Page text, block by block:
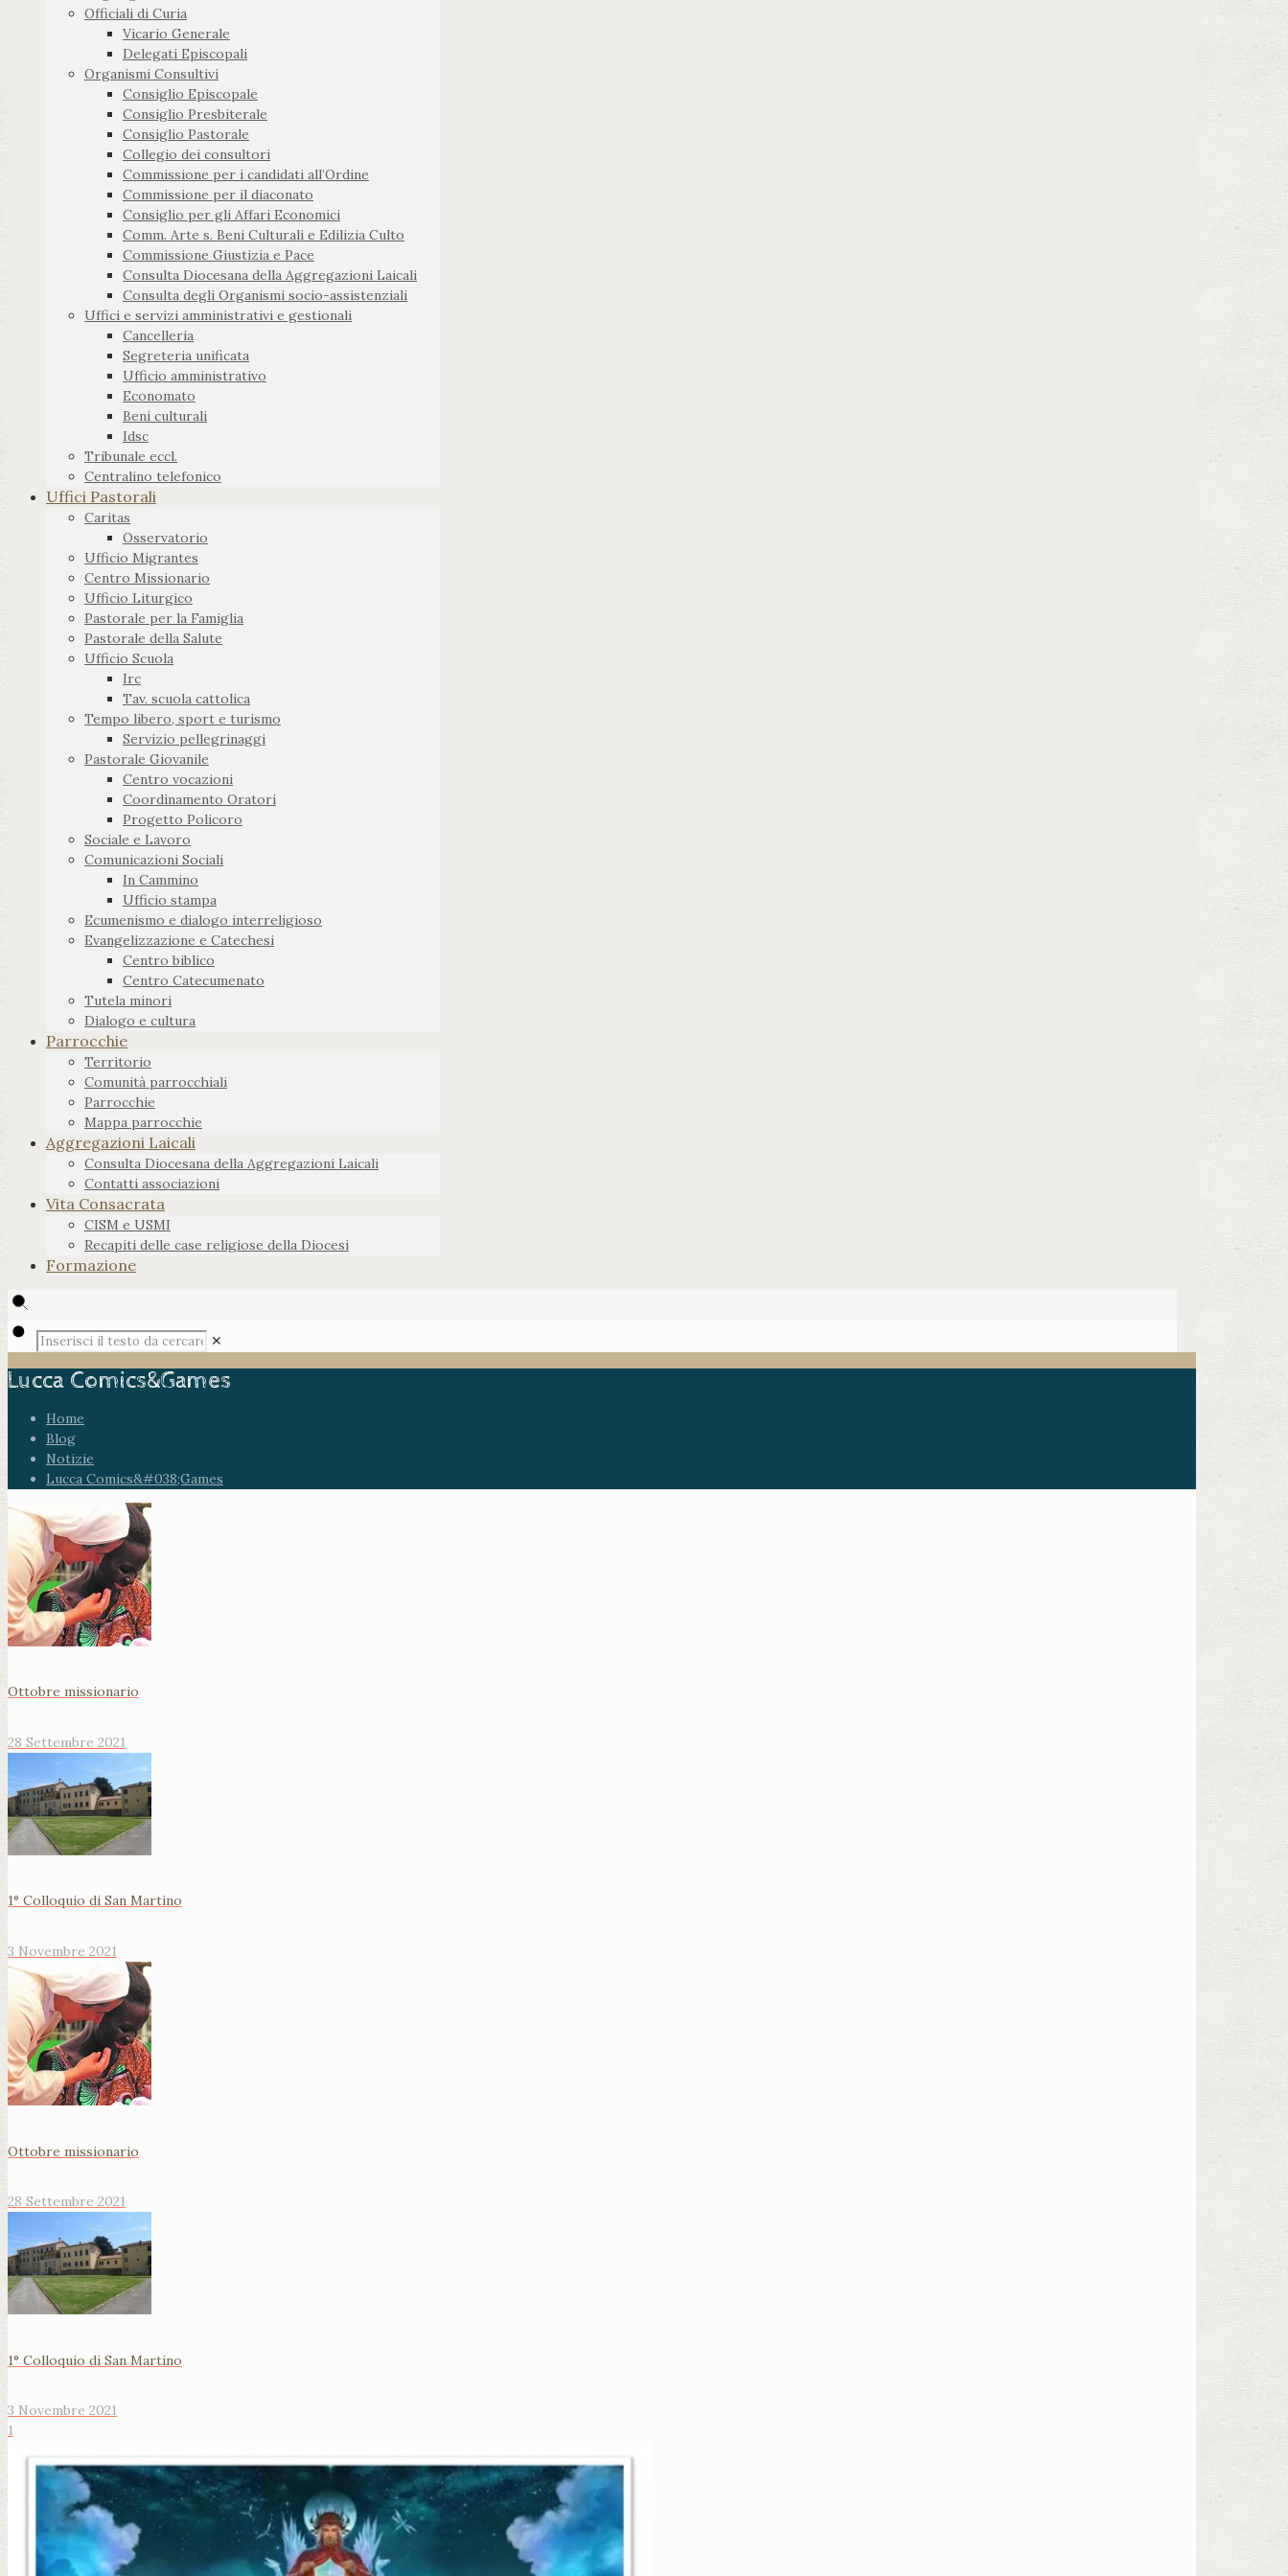
Officiali di Curia
Vicario Generale
Delegati Episcopali
Organismi Consultivi
Consiglio Episcopale
Consiglio Presbiterale
Consiglio Pastorale
Collegio dei consultori
Commissione per i candidati all’Ordine
Commissione per il diaconato
Consiglio per gli Affari Economici
Comm. Arte s. Beni Culturali e Edilizia Culto
Commissione Giustizia e Pace
Consulta Diocesana della Aggregazioni Laicali
Consulta degli Organismi socio-assistenziali
Uffici e servizi amministrativi e gestionali
Cancelleria
Segreteria unificata
Ufficio amministrativo
Economato
Beni culturali
Idsc
Tribunale eccl.
Centralino telefonico
Uffici Pastorali
Caritas
Osservatorio
Ufficio Migrantes
Centro Missionario
Ufficio Liturgico
Pastorale per la Famiglia
Pastorale della Salute
Ufficio Scuola
Irc
Tav. scuola cattolica
Tempo libero, sport e turismo
Servizio pellegrinaggi
Pastorale Giovanile
Centro vocazioni
Coordinamento Oratori
Progetto Policoro
Sociale e Lavoro
Comunicazioni Sociali
In Cammino
Ufficio stampa
Ecumenismo e dialogo interreligioso
Evangelizzazione e Catechesi
Centro biblico
Centro Catecumenato
Tutela minori
Dialogo e cultura
Parrocchie
Territorio
Comunità parrocchiali
Parrocchie
Mappa parrocchie
Aggregazioni Laicali
Consulta Diocesana della Aggregazioni Laicali
Contatti associazioni
Vita Consacrata
CISM e USMI
Recapiti delle case religiose della Diocesi
Formazione
✕
Lucca Comics&Games
Home
Blog
Notizie
Lucca Comics&#038;Games
Ottobre missionario
28 Settembre 2021
1° Colloquio di San Martino
3 Novembre 2021
Ottobre missionario
28 Settembre 2021
1° Colloquio di San Martino
3 Novembre 2021
1